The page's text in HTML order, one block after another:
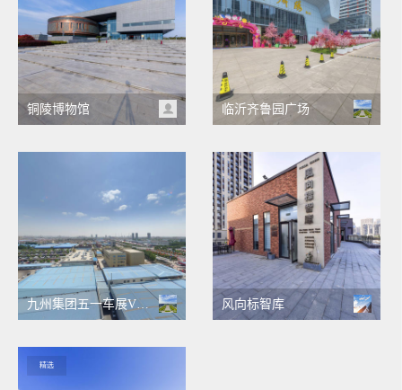
铜陵博物馆 临沂齐鲁园广场
九州集团五一车展VR全景 风向标智库
精选